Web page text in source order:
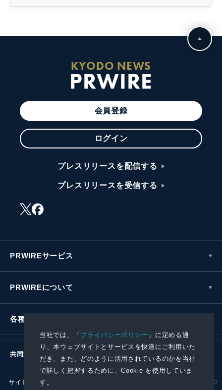
当社では、「プライバシーポリシー 」に定める通
り、本ウェブサイトとサービスを快適にご利用いた
だき、また、どのように活用されているのかを当社
で詳しく把握するために、Cookie を使用していま
す。
KYODO NEWS
PRWIRE
会員登録
ログイン
プレスリリースを配信する
プレスリリースを受信する
PRWIREサービス
PRWIREについて
各種お問い合わせ
共同通信社グループ
サイトポリシー